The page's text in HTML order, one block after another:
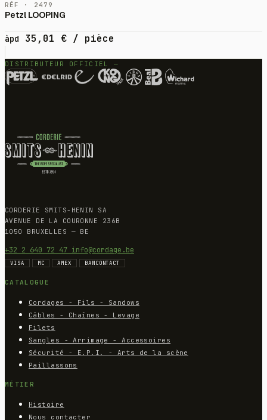
RÉF · 2479
Petzl LOOPING
àpd 35,01 € / pièce
DISTRIBUTEUR OFFICIEL —
CORDERIE SMITS-HENIN SA
AVENUE DE LA COURONNE 236B
1050 BRUXELLES — BE
+32 2 640 72 47 info@cordage.be
VISA MC AMEX BANCONTACT
CATALOGUE
Cordages - Fils - Sandows
Câbles - Chaînes - Levage
Filets
Sangles - Arrimage - Accessoires
Sécurité - E.P.I. - Arts de la scène
Paillassons
MÉTIER
Histoire
Nous contacter